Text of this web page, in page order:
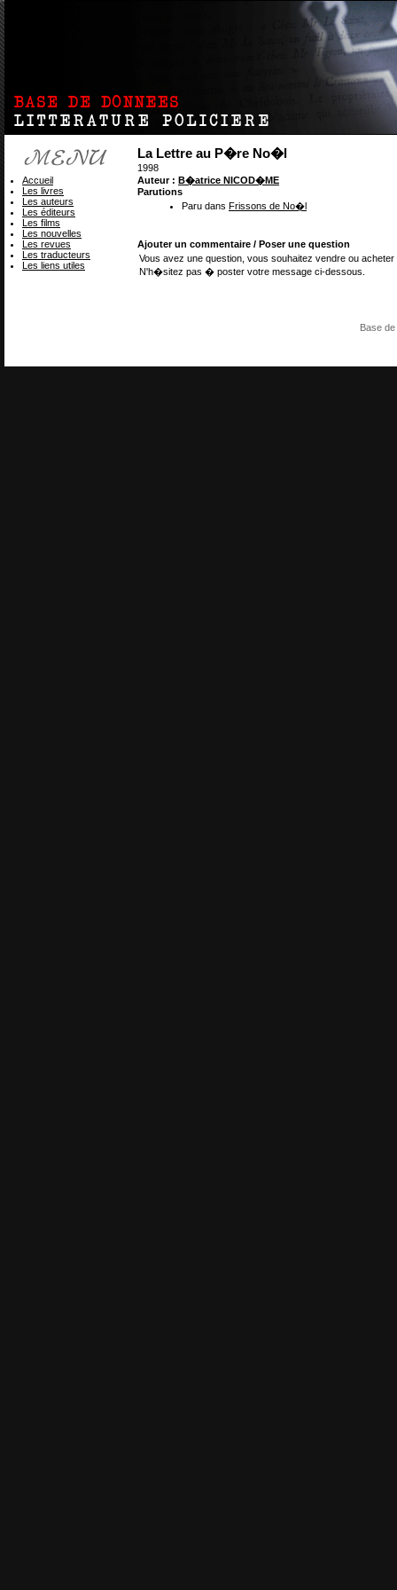
La Lettre au P�re No�l
1998
Auteur : B�atrice NICOD�ME
Parutions
Paru dans Frissons de No�l
Ajouter un commentaire / Poser une question
Vous avez une question, vous souhaitez vendre ou
N'h�sitez pas � poster votre message ci-dessous.
Accueil
Les livres
Les auteurs
Les éditeurs
Les films
Les nouvelles
Les revues
Les traducteurs
Les liens utiles
Base